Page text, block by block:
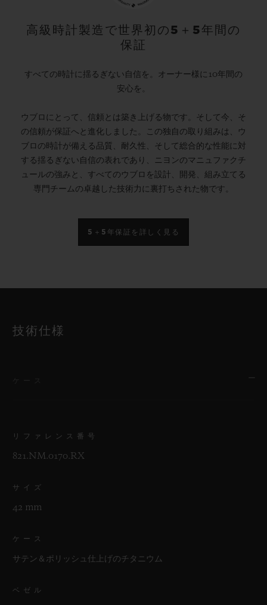
高級時計製造で世界初の5＋5年間の
保証
すべての時計に揺るぎない自信を。オーナー様に10年間の
安心を。
ウブロにとって、信頼とは築き上げる物です。そして今、そ
の信頼が保証へと進化しました。この独自の取り組みは、ウ
ブロの時計が備える品質、耐久性、そして総合的な性能に対
する揺るぎない自信の表れであり、ニヨンのマニュファクチ
ュールの強みと、すべてのウブロを設計、開発、組み立てる
専門チームの卓越した技術力に裏打ちされた物です。
5＋5年保証を詳しく見る
技術仕様
リファレンス番号
821.NM.0170.RX
サイズ
42 mm
ケース
サテン＆ポリッシュ仕上げのチタニウム
ベゼル